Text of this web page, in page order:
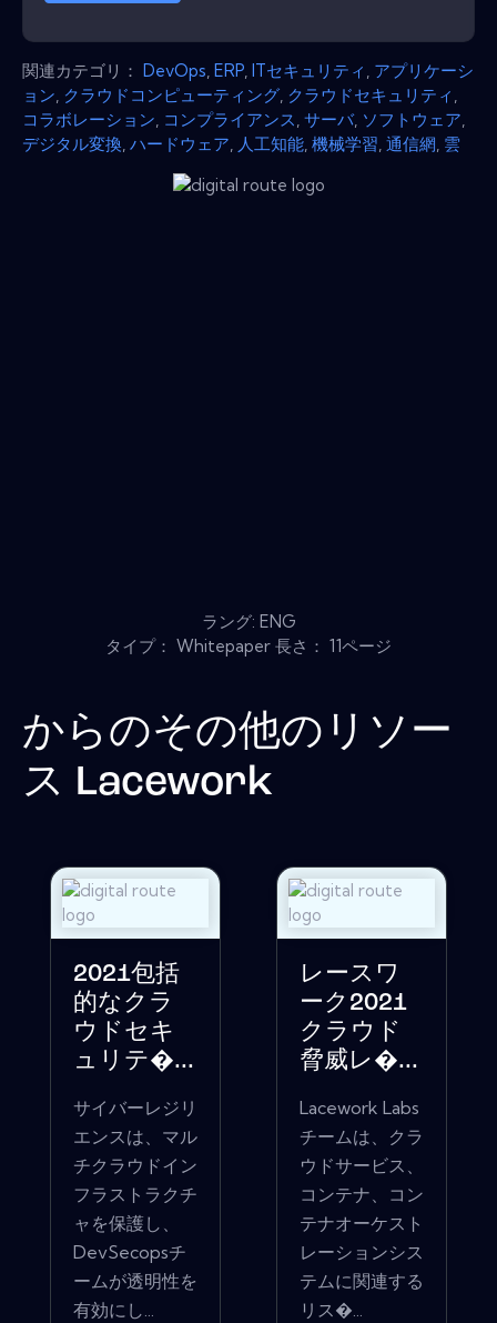
関連カテゴリ： DevOps ERP ITセキュリティ アプリケーシ
ョン クラウドコンピューティング クラウドセキュリティ
コラボレーション コンプライアンス サーバ, ソフトウェア
デジタル変換 ハードウェア 人工知能 機械学習 通信網 雲
ラング: ENG
タイプ： Whitepaper 長さ： 11ページ
からのその他のリソー
ス Lacework
2021包括
的なクラ
ウドセキ
ュリテ�...
サイバーレジリ
エンスは、マル
チクラウドイン
フラストラクチ
ャを保護し、
DevSecopsチ
ームが透明性を
有効にし...
レースワ
ーク2021
クラウド
脅威レ�...
Lacework Labs
チームは、クラ
ウドサービス、
コンテナ、コン
テナオーケスト
レーションシス
テムに関連する
リス�...